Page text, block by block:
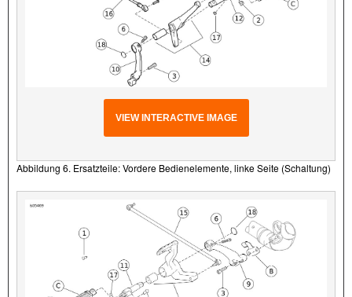
VIEW INTERACTIVE IMAGE
Abbildung 6. Ersatzteile: Vordere Bedienelemente, linke Seite (Schaltung)